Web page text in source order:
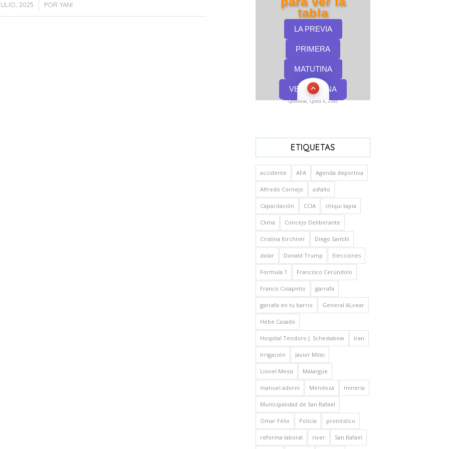
2025
/ POR YANI
Quinielas, Quini 6, Loto
ETIQUETAS
accidente AFA Agenda deportiva
Alfredo Cornejo asfalto
Capacitación CCIA chiqui tapia
Clima Concejo Deliberante
Cristina Kirchner Diego Santilli
dolar Donald Trump Elecciones
Formula 1 Francisco Cerúndolo
Franco Colapinto garrafa
garrafa en tu barrio General ALvear
Hebe Casado
Hospital Teodoro J. Schestakow Iran
Irrigación Javier Milei
Lionel Messi Malargüe
manuel adorni Mendoza minería
Municipalidad de San Rafael
Omar Félix Policía pronóstico
reforma laboral river San Rafael